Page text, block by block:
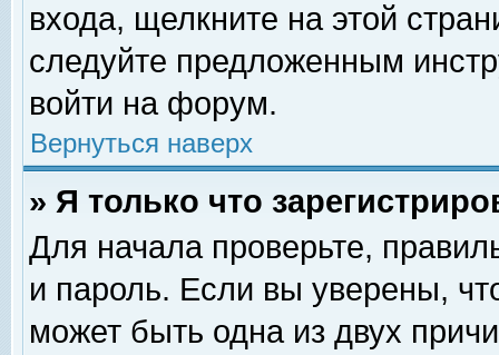
входа, щелкните на этой
следуйте предложенным
войти на форум.
Вернуться наверх
» Я только что
Для начала проверьте,
и пароль. Если вы уверены,
может быть одна из двух